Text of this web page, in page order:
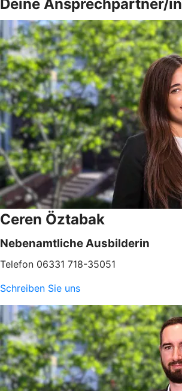
Deine Ansprechpartner/in
Ceren Öztabak
Nebenamtliche Ausbilderin
Telefon 06331 718-35051
Schreiben Sie uns